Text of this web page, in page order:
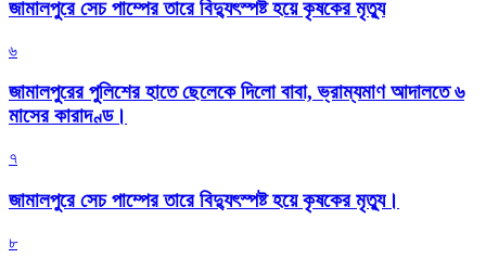
জামালপুরে সেচ পাম্পের তারে বিদ্যুৎস্পষ্ট হয়ে কৃষকের মৃত্যু
৬
জামালপুরের পুলিশের হাতে ছেলেকে দিলো বাবা, ভ্রাম্যমাণ আদালতে ৬
মাসের কারাদণ্ড।
৭
জামালপুরে সেচ পাম্পের তারে বিদ্যুৎস্পষ্ট হয়ে কৃষকের মৃত্যু।
৮